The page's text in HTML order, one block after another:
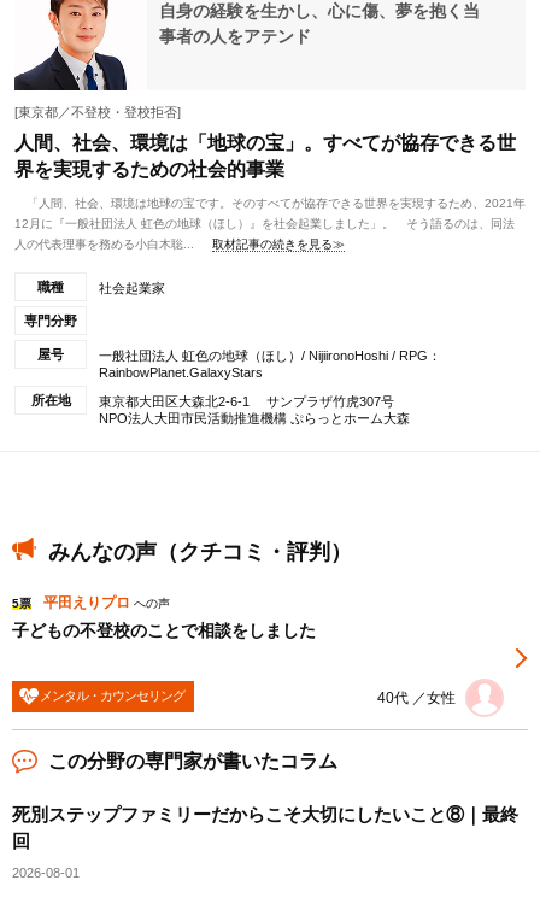
自身の経験を生かし、心に傷、夢を抱く当
事者の人をアテンド
[東京都／不登校・登校拒否]
人間、社会、環境は「地球の宝」。すべてが協存できる世
界を実現するための社会的事業
「人間、社会、環境は地球の宝です。そのすべてが協存できる世界を実現するため、2021年
12月に『一般社団法人 虹色の地球（ほし）』を社会起業しました」。 そう語るのは、同法
人の代表理事を務める小白木聡...
取材記事の続きを見る≫
職種 社会起業家
専門分野
屋号
一般社団法人 虹色の地球（ほし）/ NijiironoHoshi / RPG：
RainbowPlanet.GalaxyStars
所在地
東京都大田区大森北2-6-1 サンプラザ竹虎307号
NPO法人大田市民活動推進機構 ぷらっとホーム大森
みんなの声（クチコミ・評判）
5票 平田えりプロ への声
子どもの不登校のことで相談をしました
メンタル・カウンセリング 40代 ／女性
この分野の専門家が書いたコラム
死別ステップファミリーだからこそ大切にしたいこと⑧｜最終
回
2026-08-01